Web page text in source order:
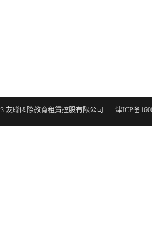
友聯國際教育租賃控股有限公司 津ICP备